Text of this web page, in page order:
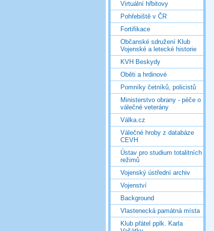
Virtuální hřbitovy
Pohřebiště v ČR
Fortifikace
Občanské sdružení Klub
Vojenské a letecké historie
KVH Beskydy
Oběti a hrdinové
Pomníky četníků, policistů
Ministerstvo obrany - péče o
válečné veterány
Válka.cz
Válečné hroby z databáze
CEVH
Ústav pro studium totalitních
režimů
Vojenský ústřední archiv
Vojenství
Background
Vlastenecká památná místa
Klub přátel pplk. Karla